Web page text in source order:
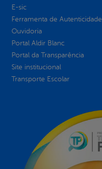
E-sic
Ferramenta de Autenticidade
Ouvidoria
Portal Aldir Blanc
Portal da Transparência
Site institucional
Transporte Escolar